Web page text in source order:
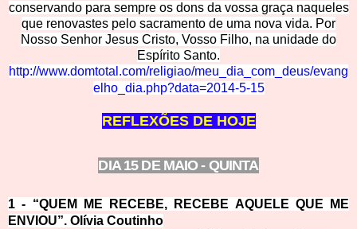
conservando para sempre os dons da vossa graça naqueles
que renovastes pelo sacramento de uma nova vida. Por
Nosso Senhor Jesus Cristo, Vosso Fi lho, na unidade do
Espírito Santo.
http://www.domtotal.com/religiao/meu_dia_com_deus/evang
elho_dia.php?data=2014-5-15
REFLEXÕES DE HOJE
DIA 15 DE MAIO - QUINTA
1 - “QUEM ME RECEBE, RECEBE AQUELE QUE ME
ENVIOU”. Olívia Coutinho